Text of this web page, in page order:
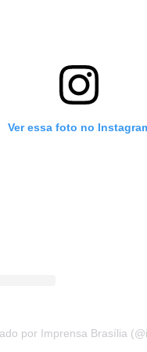
Ver essa foto no
por Imprensa Brasília